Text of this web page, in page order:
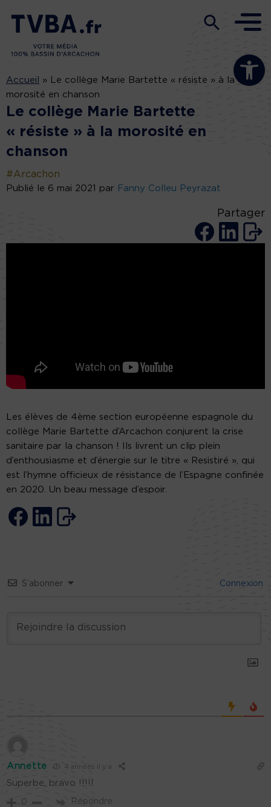
Ouvrir la
Accueil »
Le collège Marie Bartette « résiste » à la
morosité en chanson
Le collège Marie Bartette
« résiste » à la morosité en
chanson
#Arcachon
Publié le 6 mai 2021 par Fanny Colleu Peyrazat
Partager
Les élèves de 4ème section européenne espagnole du
collège Marie Bartette d’Arcachon conjurent la crise
sanitaire par la chanson ! Ils livrent un clip plein
d’enthousiasme et d’énergie sur le titre « Resistiré », qui
est l’hymne officieux de résistance de l’Espagne confinée
en 2020. Un beau message d’espoir.
S’abonner Connexion
Annette 4 années il y a
Superbe, bravo !!!!!
0 Répondre